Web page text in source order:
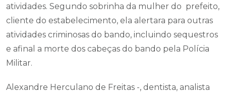
atividades. Segundo sobrinha da mulher do prefeito,
cliente do estabelecimento, ela alertara para outras
atividades criminosas do bando, incluindo sequestros
e afinal a morte dos cabeças do bando pela Polícia
Militar.
Alexandre Herculano de Freitas -, dentista, analista